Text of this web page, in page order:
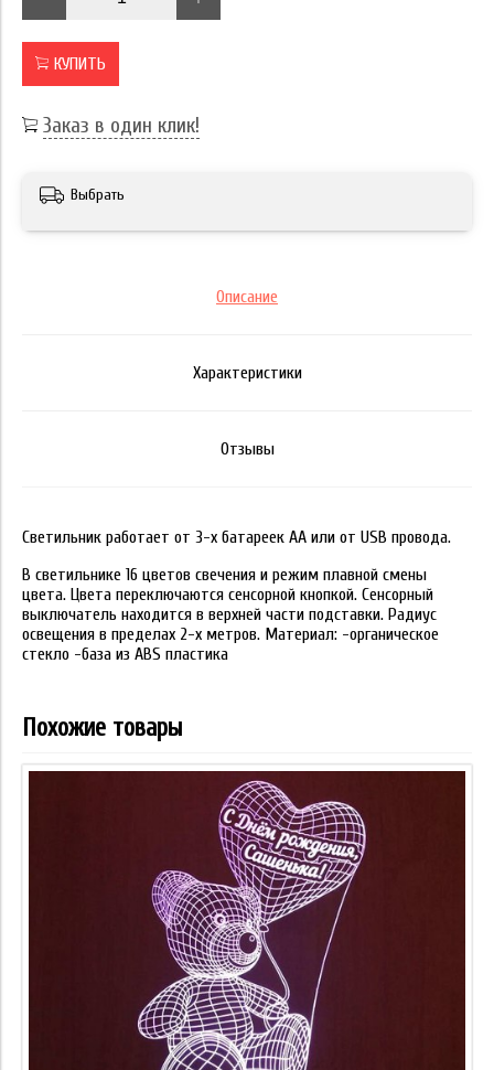
КУПИТЬ
Заказ в один клик!
Выбрать
Описание
Характеристики
Отзывы
Светильник работает от 3-х батареек АА или от USB провода.
В светильнике 16 цветов свечения и режим плавной смены
цвета. Цвета переключаются сенсорной кнопкой. Сенсорный
выключатель находится в верхней части подставки. Радиус
освещения в пределах 2-х метров. Материал: -органическое
стекло -база из ABS пластика
Похожие товары